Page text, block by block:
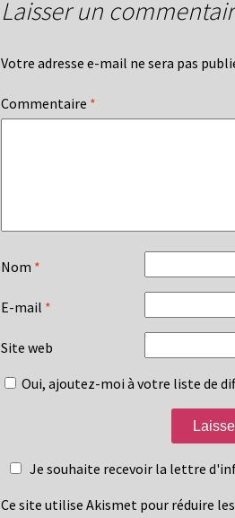
Laisser un
Votre adresse e-mail ne sera pas
Commentaire *
Nom *
E-mail *
Site web
Oui, ajoutez-moi à votre liste de
Je souhaite recevoir la lettre
Ce site utilise Akismet pour réduire